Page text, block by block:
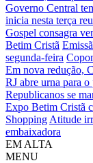
Governo Central
inicia nesta terça
Gospel consagra
Betim Cristã
segunda-feira
Em nova redução,
RJ abre urna para
Republicanos se
Expo Betim Cristã
Shopping Atitude
embaixadora
EM ALTA
MENU